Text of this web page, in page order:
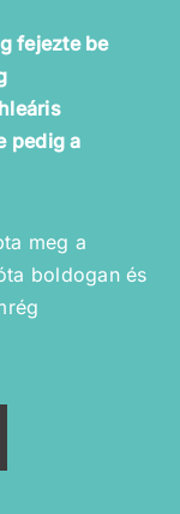
fejezte be
pedig a
meg a
boldogan és